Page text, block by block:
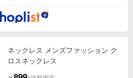
ネックレス メンズファッション ク
ロスネックレス